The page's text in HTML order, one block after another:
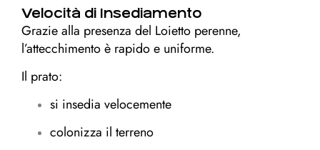
Velocità di Insediamento
Grazie alla presenza del Loietto perenne,
l’attecchimento è rapido e uniforme.
Il prato:
si insedia velocemente
colonizza il terreno